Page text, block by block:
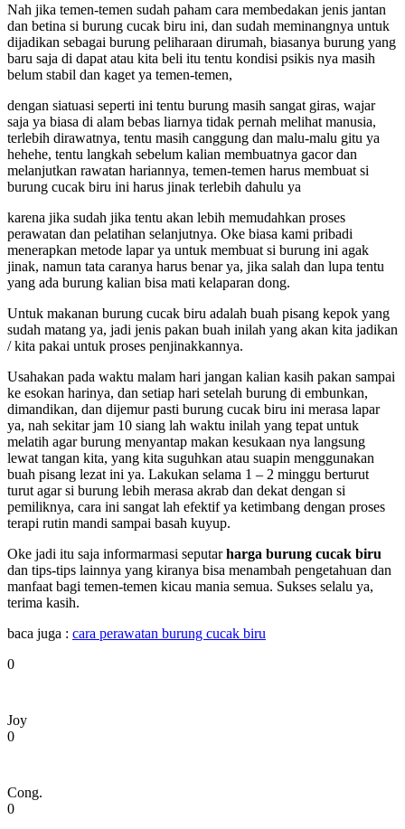
Nah jika temen-temen sudah paham cara membedakan jenis jantan
dan betina si burung cucak biru ini, dan sudah meminangnya untuk
dijadikan sebagai burung peliharaan dirumah, biasanya burung yang
baru saja di dapat atau kita beli itu tentu kondisi psikis nya masih
belum stabil dan kaget ya temen-temen,
dengan siatuasi seperti ini tentu burung masih sangat giras, wajar
saja ya biasa di alam bebas liarnya tidak pernah melihat manusia,
terlebih dirawatnya, tentu masih canggung dan malu-malu gitu ya
hehehe, tentu langkah sebelum kalian membuatnya gacor dan
melanjutkan rawatan hariannya, temen-temen harus membuat si
burung cucak biru ini harus jinak terlebih dahulu ya
karena jika sudah jika tentu akan lebih memudahkan proses
perawatan dan pelatihan selanjutnya. Oke biasa kami pribadi
menerapkan metode lapar ya untuk membuat si burung ini agak
jinak, namun tata caranya harus benar ya, jika salah dan lupa tentu
yang ada burung kalian bisa mati kelaparan dong.
Untuk makanan burung cucak biru adalah buah pisang kepok yang
sudah matang ya, jadi jenis pakan buah inilah yang akan kita jadikan
/ kita pakai untuk proses penjinakkannya.
Usahakan pada waktu malam hari jangan kalian kasih pakan sampai
ke esokan harinya, dan setiap hari setelah burung di embunkan,
dimandikan, dan dijemur pasti burung cucak biru ini merasa lapar
ya, nah sekitar jam 10 siang lah waktu inilah yang tepat untuk
melatih agar burung menyantap makan kesukaan nya langsung
lewat tangan kita, yang kita suguhkan atau suapin menggunakan
buah pisang lezat ini ya. Lakukan selama 1 – 2 minggu berturut
turut agar si burung lebih merasa akrab dan dekat dengan si
pemiliknya, cara ini sangat lah efektif ya ketimbang dengan proses
terapi rutin mandi sampai basah kuyup.
Oke jadi itu saja informarmasi seputarharga burung cucak biru
dan tips-tips lainnya yang kiranya bisa menambah pengetahuan dan
manfaat bagi temen-temen kicau mania semua. Sukses selalu ya,
terima kasih.
baca juga : cara perawatan burung cucak biru
0
Joy
0
Cong.
0